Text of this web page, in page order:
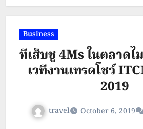
Business
ทีเส็บชู 4Ms ในตลาดไ
เวทีงานเทรดโชว์
2019
travel October 6, 2019